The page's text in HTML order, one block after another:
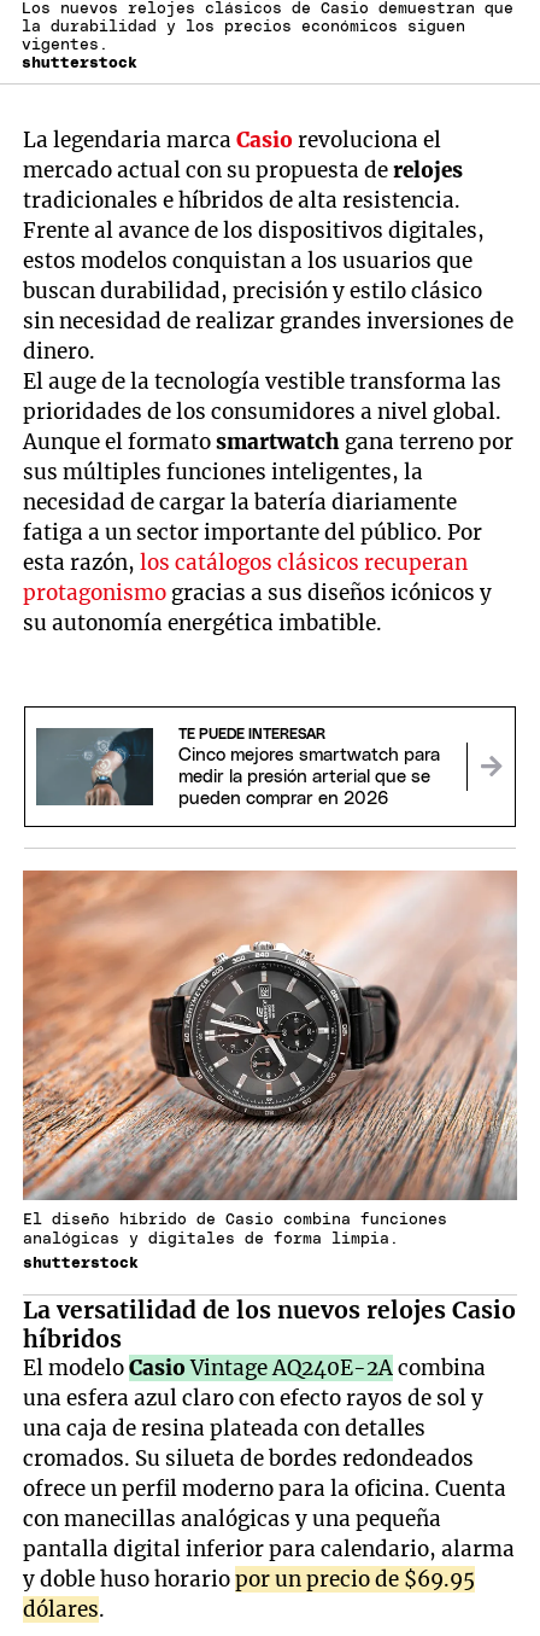
Los nuevos relojes clásicos de Casio demuestran que
la durabilidad y los precios económicos siguen
vigentes.
shutterstock
La legendaria marcaCasiorevoluciona el
mercado actual con su propuesta derelojes
tradicionales e híbridos de alta resistencia.
Frente al avance de los dispositivos digitales,
estos modelos conquistan a los usuarios que
buscan durabilidad, precisión y estilo clásico
sin necesidad de realizar grandes inversiones de
dinero.
El auge de la tecnología vestible transforma las
prioridades de los consumidores a nivel global.
Aunque el formatosmartwatch gana terreno por
sus múltiples funciones inteligentes, la
necesidad de cargar la batería diariamente
fatiga a un sector importante del público. Por
esta razón,los catálogos clásicos recuperan
protagonismo gracias a sus diseños icónicos y
su autonomía energética imbatible.
TE PUEDE INTERESAR
Cinco mejores smartwatch para
medir la presión arterial que se
pueden comprar en 2026
El diseño híbrido de Casio combina funciones
analógicas y digitales de forma limpia.
shutterstock
La versatilidad de los nuevos relojes Casio
híbridos
El modeloCasioVintage AQ240E-2Acombina
una esfera azul claro con efecto rayos de sol y
una caja de resina plateada con detalles
cromados. Su silueta de bordes redondeados
ofrece un perfil moderno para la oficina. Cuenta
con manecillas analógicas y una pequeña
pantalla digital inferior para calendario, alarma
y doble huso horariopor un precio de $69.95
dólares.